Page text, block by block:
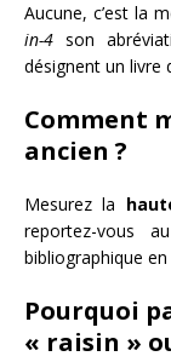
Aucune, c’est la
in-4 son
désignent un livre
Comment
ancien ?
Mesurez la
reportez-vous
bibliographique
Pourquoi
« raisin »